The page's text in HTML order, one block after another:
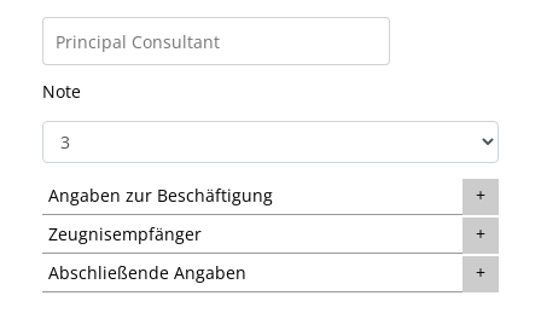
Note
Angaben zur Beschäftigung
Zeugnisempfänger
Abschließende Angaben